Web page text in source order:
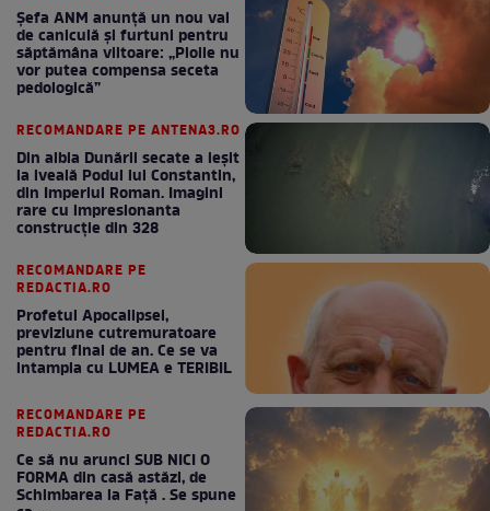
Șefa ANM anunță un nou val
de caniculă și furtuni pentru
săptămâna viitoare: „Ploile nu
vor putea compensa seceta
pedologică”
RECOMANDARE PE ANTENA3.RO
Din albia Dunării secate a ieșit
la iveală Podul lui Constantin,
din Imperiul Roman. Imagini
rare cu impresionanta
construcție din 328
RECOMANDARE PE
REDACTIA.RO
Profetul Apocalipsei,
previziune cutremuratoare
pentru final de an. Ce se va
intampla cu LUMEA e TERIBIL
RECOMANDARE PE
REDACTIA.RO
Ce să nu arunci SUB NICI O
FORMA din casă astăzi, de
Schimbarea la Față . Se spune